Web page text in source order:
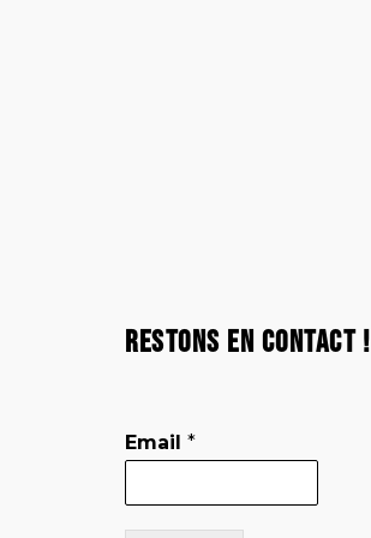
Restons en contact !
Email *